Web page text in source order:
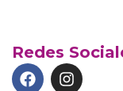
Redes